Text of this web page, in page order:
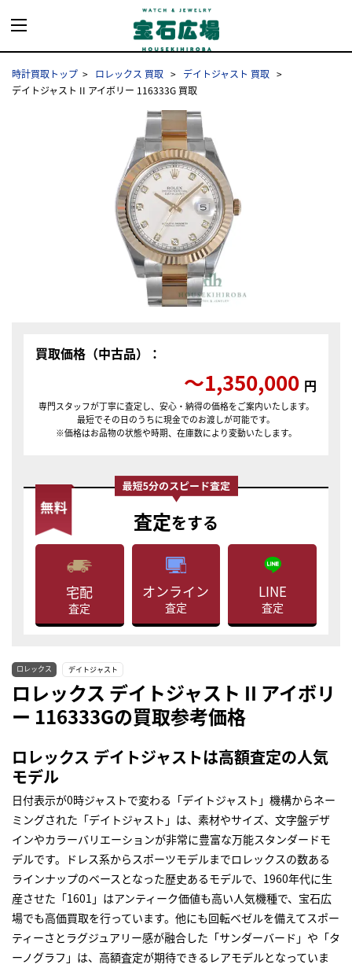
時計買取トップ ロレックス 買取
デイトジャスト 買取
デイトジャスト II アイボリー 116333G 買取
買取価格（中古品）：
〜1,350,000 円
専門スタッフが丁寧に査定し、安心・納得の価格をご案内いたします。
最短でその日のうちに現金でのお渡しが可能です。
※価格はお品物の状態や時期、在庫数により変動いたします。
査定をする
宅配
査定
オンライン
査定
LINE
査定
ロレックス デイトジャスト
ロレックス デイトジャスト II アイボリ
ー 116333Gの買取参考価格
ロレックス デイトジャストは高額査定の人気
モデル
日付表示が0時ジャストで変わる「デイトジャスト」機構からネー
ミングされた「デイトジャスト」は、素材やサイズ、文字盤デザ
インやカラーバリエーションが非常に豊富な万能スタンダードモ
デルです。ドレス系からスポーツモデルまでロレックスの数ある
ラインナップのベースとなった歴史あるモデルで、1960年代に生
産させた「1601」はアンティーク価値も高い人気機種で、宝石広
場でも高価買取を行っています。他にも回転ベゼルを備えてスポー
ティーさとラグジュアリー感が融合した「サンダーバード」や「タ
ーノグラフ」は、高額査定が期待できるレアモデルとなっていま